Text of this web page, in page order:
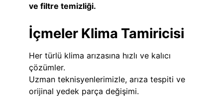
ve filtre temizliği.
İçmeler Klima Tamiricisi
Her türlü klima arızasına hızlı ve kalıcı
çözümler.
Uzman teknisyenlerimizle, arıza tespiti ve
orijinal yedek parça değişimi.